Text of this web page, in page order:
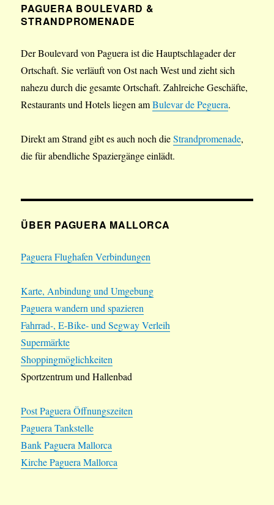
PAGUERA BOULEVARD &
STRANDPROMENADE
Der Boulevard von Paguera ist die Hauptschlagader der
Ortschaft. Sie verläuft von Ost nach West und zieht sich
nahezu durch die gesamte Ortschaft. Zahlreiche Geschäfte,
Restaurants und Hotels liegen amBulevar de Peguera.
Direkt am Strand gibt es auch noch dieStrandpromenade,
die für abendliche Spaziergänge einlädt.
ÜBER PAGUERA MALLORCA
Paguera Flughafen Verbindungen
Karte, Anbindung und Umgebung
Paguera wandern und spazieren
Fahrrad-, E-Bike- und Segway Verleih
Supermärkte
Shoppingmöglichkeiten
Sportzentrum und Hallenbad
Post Paguera Öffnungszeiten
Paguera Tankstelle
Bank Paguera Mallorca
Kirche Paguera Mallorca